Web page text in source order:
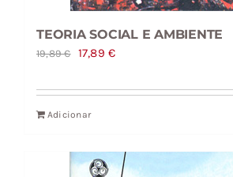
TEORIA SOCIAL E AMBIENTE
19,89€
O
original
era:
17,89€O
atual
Adicionar